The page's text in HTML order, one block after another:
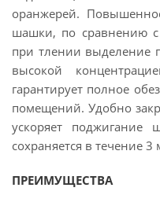
оранжерей.
шашки, по сравнению с
при тлении выделение
высокой
гарантирует полное
помещений. Удобно
ускоряет поджигание
сохраняется в течение 3
ПРЕИМУЩЕСТВА